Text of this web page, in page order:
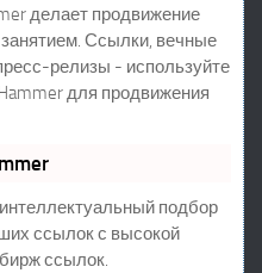
делает продвижение
Ссылки, вечные
релизы - используйте
для продвижения
подбор
ссылок с высокой
ссылок.